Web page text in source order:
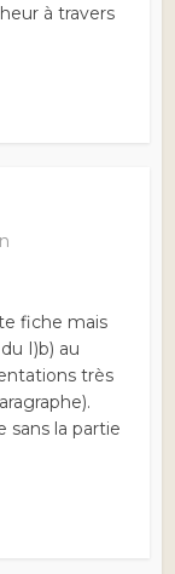
à travers
fiche mais
I)b) au
très
sans la partie